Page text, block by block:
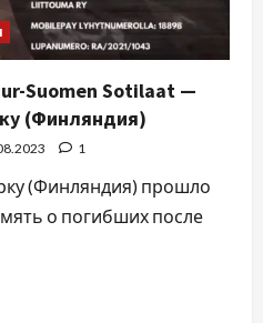
Suomen Sotilaat —
(Финляндия)
1
(Финляндия) прошло
о погибших после